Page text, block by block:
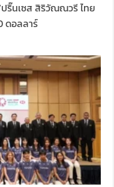
ริ๊นเซส สิริวัณณวรี ไทย
ดอลลาร์